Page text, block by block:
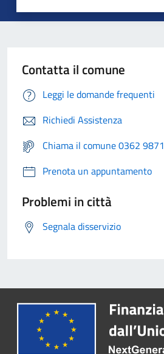
Contatta il comune
Leggi le domande frequenti
Richiedi Assistenza
Chiama il comune 0362 9871
Prenota un appuntamento
Problemi in città
Segnala disservizio